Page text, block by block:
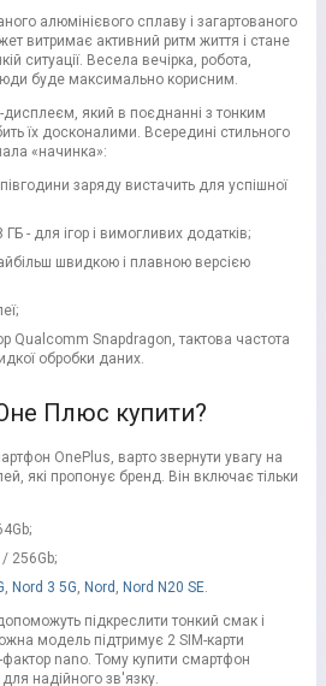
алюмінієвого сплаву і загартованого
витримає активний ритм життя і стане
ситуації. Весела вечірка, робота,
буде максимально корисним.
дисплеєм, який в поєднанні з тонким
їх досконалими. Всередині стильного
«начинка»:
заряду вистачить для успішної
- для ігор і вимогливих додатків;
швидкою і плавною версією
Qualcomm Snapdragon, тактова частота
обробки даних.
Плюс купити?
OnePlus, варто звернути увагу на
які пропонує бренд. Він включає тільки
256Gb;
, Nord 3 5G, Nord , Nord N20 SE.
підкреслити тонкий смак і
модель підтримує 2 SIM-карти
nano. Тому купити смартфон
надійного зв'язку.